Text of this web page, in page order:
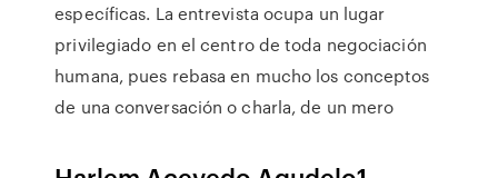
específicas. La entrevista ocupa un lugar
privilegiado en el centro de toda negociación
humana, pues rebasa en mucho los conceptos
de una conversación o charla, de un mero